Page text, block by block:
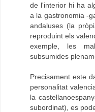
de l'interior hi ha
a la gastronomia -
andaluses (la
reproduint els
exemple, les
subsumides
Precisament este
personalitat
la
subordinat), es